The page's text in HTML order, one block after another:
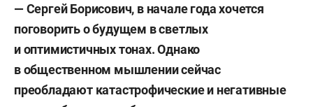
— Сергей Борисович, в начале года хочется
поговорить о будущем в светлых
и оптимистичных тонах. Однако
в общественном мышлении сейчас
преобладают катастрофические и негативные